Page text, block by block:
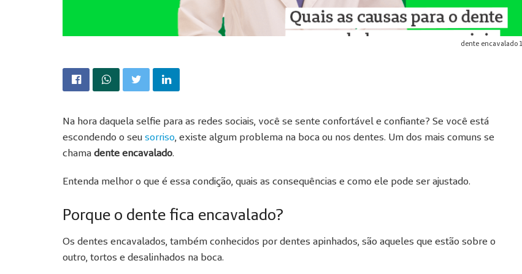
dente encavalado 1
Na hora daquela selfie para as redes sociais, você se sente confortável e confiante? Se você está
escondendo o seu sorriso, existe algum problema na boca ou nos dentes. Um dos mais comuns se
chama dente encavalado.
Entenda melhor o que é essa condição, quais as consequências e como ele pode ser ajustado.
Porque o dente fica encavalado?
Os dentes encavalados, também conhecidos por dentes apinhados, são aqueles que estão sobre o
outro, tortos e desalinhados na boca.